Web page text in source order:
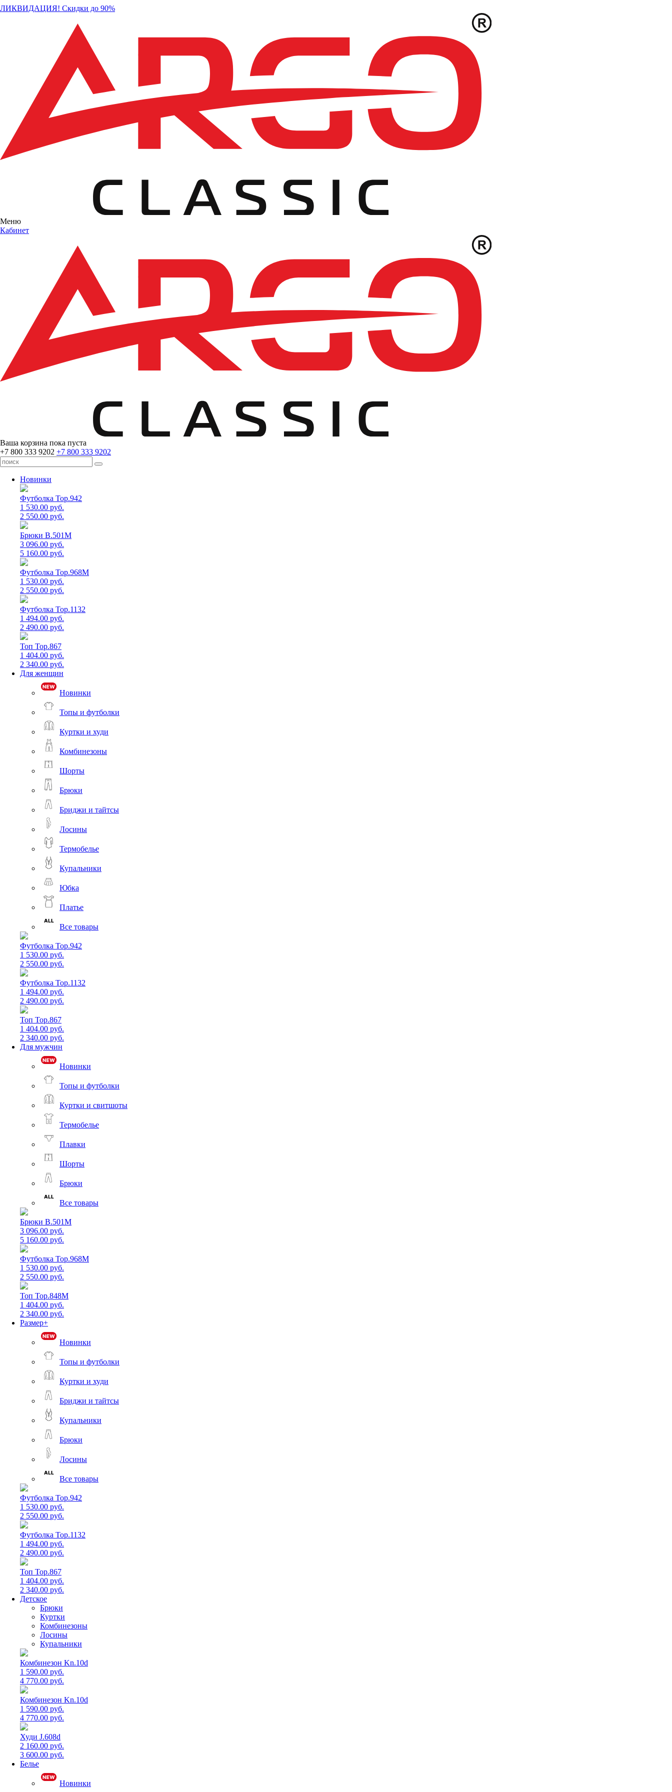
ЛИКВИДАЦИЯ! Скидки до 90%
Меню
Кабинет
Ваша корзина пока пуста
+7 800 333 9202 +7 800 333 9202
Новинки
Футболка Top.942
1 530.00 руб.
2 550.00 руб.
Брюки B.501M
3 096.00 руб.
5 160.00 руб.
Футболка Top.968M
1 530.00 руб.
2 550.00 руб.
Футболка Top.1132
1 494.00 руб.
2 490.00 руб.
Топ Top.867
1 404.00 руб.
2 340.00 руб.
Для женщин
Новинки
Топы и футболки
Куртки и худи
Комбинезоны
Шорты
Брюки
Бриджи и тайтсы
Лосины
Термобелье
Купальники
Юбка
Платье
Все товары
Футболка Top.942
1 530.00 руб.
2 550.00 руб.
Футболка Top.1132
1 494.00 руб.
2 490.00 руб.
Топ Top.867
1 404.00 руб.
2 340.00 руб.
Для мужчин
Новинки
Топы и футболки
Куртки и свитшоты
Термобелье
Плавки
Шорты
Брюки
Все товары
Брюки B.501M
3 096.00 руб.
5 160.00 руб.
Футболка Top.968M
1 530.00 руб.
2 550.00 руб.
Топ Top.848M
1 404.00 руб.
2 340.00 руб.
Размер+
Новинки
Топы и футболки
Куртки и худи
Бриджи и тайтсы
Купальники
Брюки
Лосины
Все товары
Футболка Top.942
1 530.00 руб.
2 550.00 руб.
Футболка Top.1132
1 494.00 руб.
2 490.00 руб.
Топ Top.867
1 404.00 руб.
2 340.00 руб.
Детское
Брюки
Куртки
Комбинезоны
Лосины
Купальники
Комбинезон Kn.10d
1 590.00 руб.
4 770.00 руб.
Комбинезон Kn.10d
1 590.00 руб.
4 770.00 руб.
Худи J.608d
2 160.00 руб.
3 600.00 руб.
Белье
Новинки